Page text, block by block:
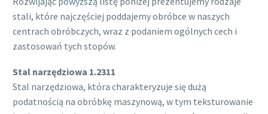
stali, które najczęściej poddajemy obróbce w naszych
centrach obróbczych, wraz z podaniem ogólnych cech i
zastosowań tych stopów.
Stal narzędziowa 1.2311
Stal narzędziowa, która charakteryzuje się dużą
podatnością na obróbkę maszynową, w tym teksturowanie